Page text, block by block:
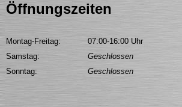
Öffnungszeiten
Montag-Freitag:
07:00-16:00 Uhr
Samstag:
Geschlossen
Sonntag:
Geschlossen